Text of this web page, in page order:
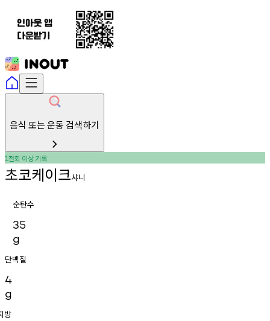
음식 또는 운동 검색하기
1천회 이상기록
초코케이크샤니
순탄수
35
g
단백질
4
g
방